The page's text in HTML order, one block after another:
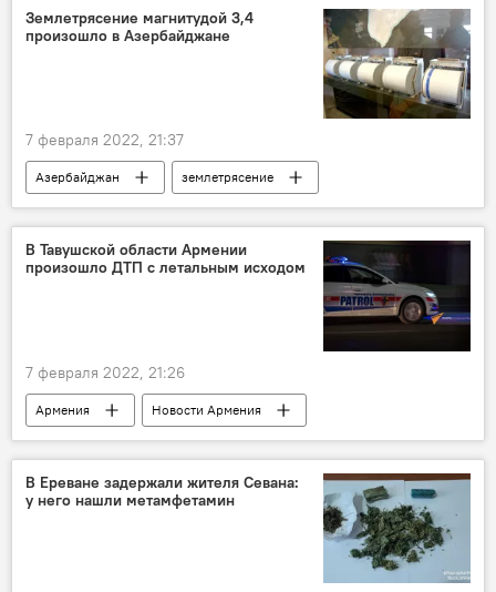
Землетрясение магнитудой 3,4
произошло в Азербайджане
7 февраля 2022, 21:37
Азербайджан землетрясение
В Тавушской области Армении
произошло ДТП с летальным исходом
7 февраля 2022, 21:26
Армения
Новости Армения
Происшествия и инциденты в Армении
авария
В Ереване задержали жителя Севана:
у него нашли метамфетамин